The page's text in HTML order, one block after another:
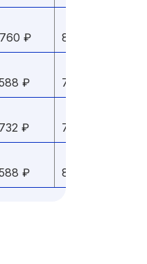
₽ 8,9
₽ 7,5
₽ 7,9
₽ 8,5